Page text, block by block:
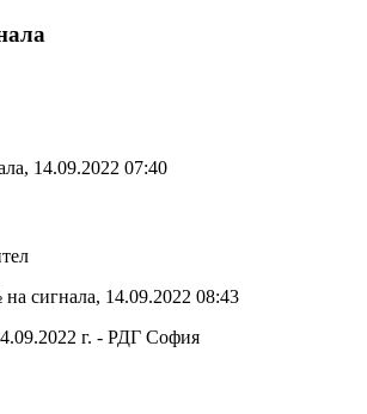
14.09.2022 07:40
сигнала, 14.09.2022 08:43
г. - РДГ София